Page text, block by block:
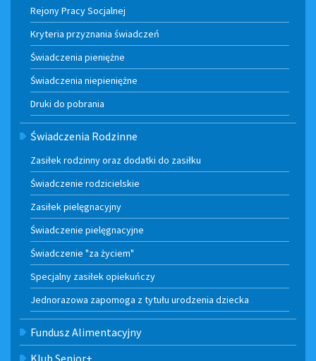
Rejony Pracy Socjalnej
Kryteria przyznania świadczeń
Świadczenia pieniężne
Świadczenia niepieniężne
Druki do pobrania
Świadczenia Rodzinne
Zasiłek rodzinny oraz dodatki do zasiłku
Świadczenie rodzicielskie
Zasiłek pielęgnacyjny
Świadczenie pielęgnacyjne
Świadczenie "za życiem"
Specjalny zasiłek opiekuńczy
Jednorazowa zapomoga z tytułu urodzenia dziecka
Fundusz Alimentacyjny